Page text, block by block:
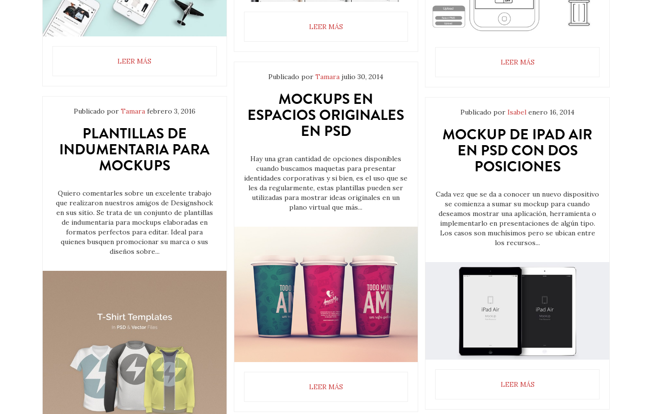
LEER MÁS
Publicado por Tamara febrero 3, 2016
PLANTILLAS DE
INDUMENTARIA PARA
MOCKUPS
Quiero comentarles sobre un excelente trabajo
que realizaron nuestros amigos de Designshock
en sus sitio. Se trata de un conjunto de plantillas
de indumentaria para mockups elaboradas en
formatos perfectos para editar. Ideal para
quienes busquen promocionar su marca o sus
diseños sobre...
LEER MÁS
Publicado porTamara julio 30, 2014
MOCKUPS EN
ESPACIOS ORIGINALES
EN PSD
Hay una gran cantidad de opciones disponibles
cuando buscamos maquetas para presentar
identidades corporativas y si bien, es el uso que se
les da regularmente, estas plantillas pueden ser
utilizadas para mostrar ideas originales en un
plano virtual que más...
LEER MÁS
LEER MÁS
Publicado porIsabel enero 16, 2014
MOCKUP DE IPAD AIR
EN PSD CON DOS
POSICIONES
Cada vez que se da a conocer un nuevo dispositivo
se comienza a sumar su mockup para cuando
deseamos mostrar una aplicación, herramienta o
implementarlo en presentaciones de algún tipo.
Los casos son muchísimos pero se ubican entre
los recursos...
LEER MÁS